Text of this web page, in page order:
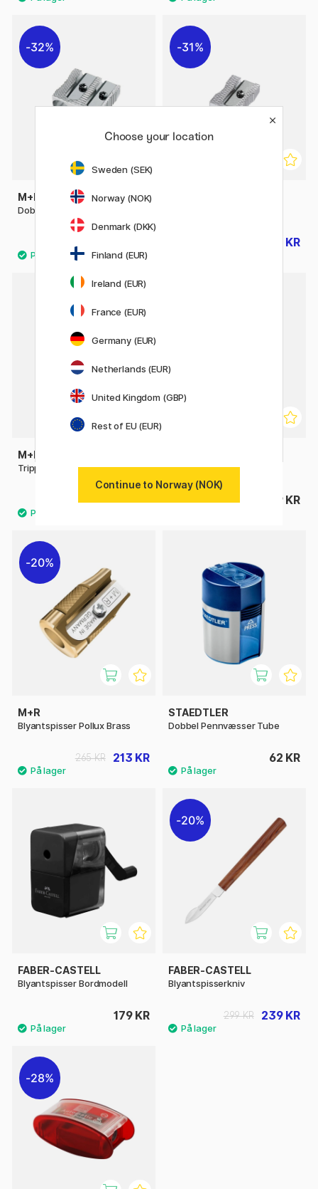
32%
M+R
Dobbel Blyantspisser metal
31%
11 KR
M+R
Tripple blyantspisser metal
46 KR
Die-Cast Case Sharpener
809 KR
20%
M+R
Blyantspisser Pollux Brass
213 KR
265 KR
STAEDTLER
Dobbel Pennvæsser Tube
62 KR
FABER-CASTELL
Blyantspisser Bordmodell
179 KR
20%
FABER-CASTELL
Blyantspisserkniv
239 KR
299 KR
28%
Choose your location
Sweden (SEK)
Norway (NOK)
Denmark (DKK)
Finland (EUR)
Ireland (EUR)
France (EUR)
Germany (EUR)
Netherlands (EUR)
United Kingdom (GBP)
Rest of EU (EUR)
Continue to Norway (NOK)